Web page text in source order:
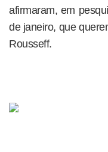
afirmaram, em
de janeiro, que
Rousseff.